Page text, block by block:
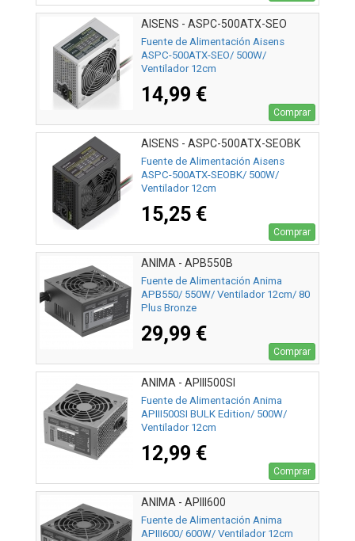
AISENS - ASPC-500ATX-SEO
Fuente de Alimentación Aisens
ASPC-500ATX-SEO/ 500W/
Ventilador 12cm
14,99 €
Comprar
AISENS - ASPC-500ATX-SEOBK
Fuente de Alimentación Aisens
ASPC-500ATX-SEOBK/ 500W/
Ventilador 12cm
15,25 €
Comprar
ANIMA - APB550B
Fuente de Alimentación Anima
APB550/ 550W/ Ventilador 12cm/ 80
Plus Bronze
29,99 €
Comprar
ANIMA - APIII500SI
Fuente de Alimentación Anima
APIII500SI BULK Edition/ 500W/
Ventilador 12cm
12,99 €
Comprar
ANIMA - APIII600
Fuente de Alimentación Anima
APIII600/ 600W/ Ventilador 12cm